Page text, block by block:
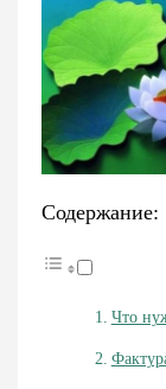
Содержание:
Что